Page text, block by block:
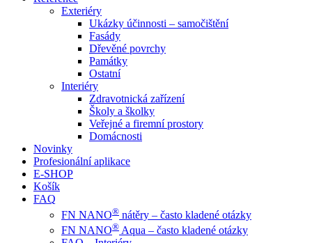
Exteriéry
Ukázky účinnosti – samočištění
Fasády
Dřevěné povrchy
Památky
Ostatní
Interiéry
Zdravotnická zařízení
Školy a školky
Veřejné a firemní prostory
Domácnosti
Novinky
Profesionální aplikace
E-SHOP
Košík
FAQ
FN NANO® nátěry – často kladené otázky
FN NANO® Aqua – často kladené otázky